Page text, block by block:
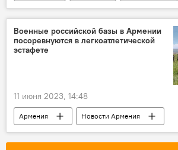
промышленность
Военные российской базы в Армении
посоревнуются в легкоатлетической
эстафете
11 июня 2023, 14:48
Армения
Новости Армения
российская база
военные